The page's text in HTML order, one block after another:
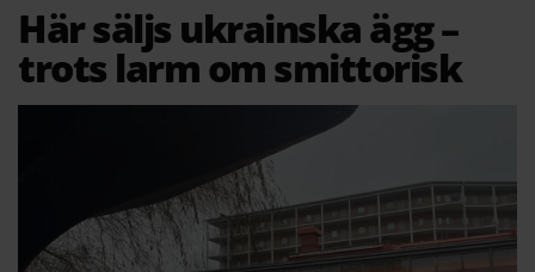
Här säljs ukrainska ägg –
trots larm om smittorisk